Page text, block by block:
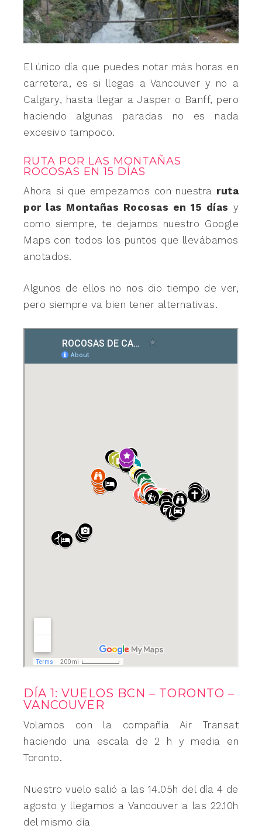
El único día que puedes notar más horas en
carretera, es si llegas a Vancouver y no a
Calgary, hasta llegar a Jasper o Banff, pero
haciendo algunas paradas no es nada
excesivo tampoco.
RUTA POR LAS MONTAÑAS
ROCOSAS EN 15 DÍAS
Ahora sí que empezamos con nuestra ruta
por las Montañas Rocosas en 15 días y
como siempre, te dejamos nuestro Google
Maps con todos los puntos que llevábamos
anotados.
Algunos de ellos no nos dio tiempo de ver,
pero siempre va bien tener alternativas.
DÍA 1: VUELOS BCN – TORONTO –
VANCOUVER
Volamos con la compañía Air Transat
haciendo una escala de 2 h y media en
Toronto.
Nuestro vuelo salió a las 14.05h del día 4 de
agosto y llegamos a Vancouver a las 22.10h
del mismo día